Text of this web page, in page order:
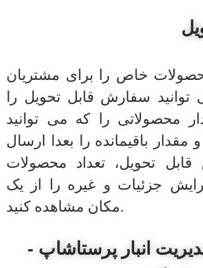
خاص را برای مشتریان
توانید سفارش قابل تحویل را
محصولاتی را که می توانید
مقدار باقیمانده را بعدا ارسال
تحویل، تعداد محصولات
جزئیات و غیره را از یک
مکان مشاهده کنید.
انبار پرستاشاپ -